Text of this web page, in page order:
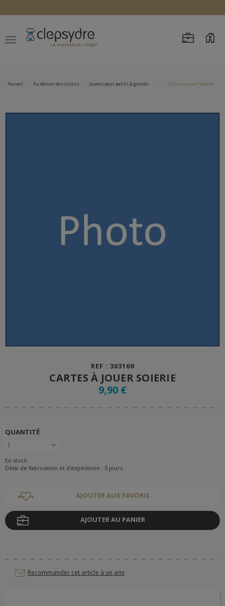
Accueil Au détour des Loisirs Jouets pour petits & grands Cartes à jouer Soierie
REF : 303169
CARTES À JOUER SOIERIE
9,90 €
QUANTITÉ
En stock
Délai de fabrication et d'expédition : 5 jours
AJOUTER AUX FAVORIS
AJOUTER AU PANIER
Recommander cet article à un ami